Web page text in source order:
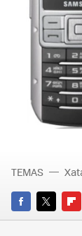
FACEBOOK
TWITTER
TEMAS